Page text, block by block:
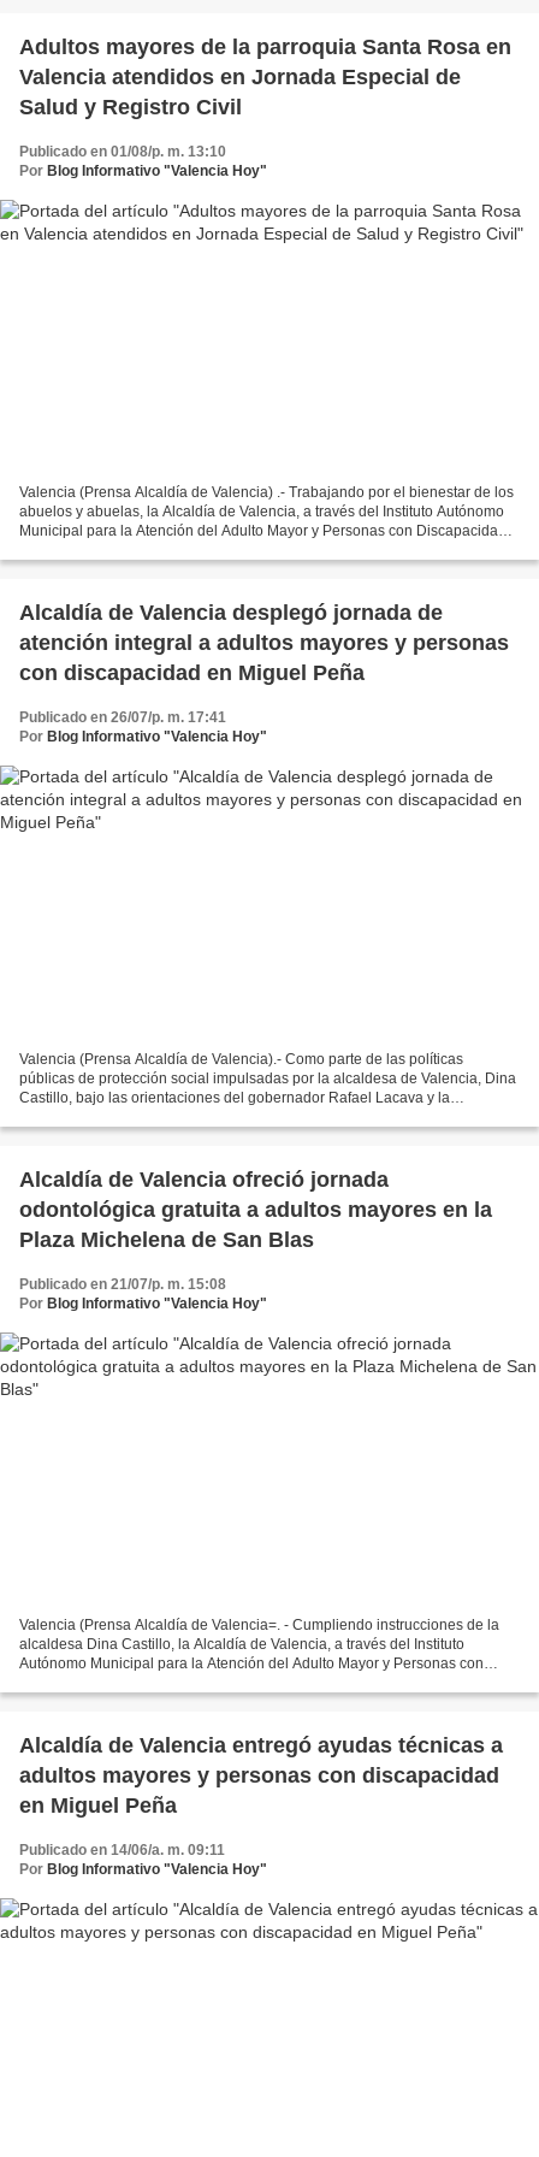
Adultos mayores de la parroquia Santa Rosa en
Valencia atendidos en Jornada Especial de
Salud y Registro Civil
Publicado en 01/08/p. m. 13:10
Por Blog Informativo "Valencia Hoy"
Valencia (Prensa Alcaldía de Valencia) .- Trabajando por el bienestar de los
abuelos y abuelas, la Alcaldía de Valencia, a través del Instituto Autónomo
Municipal para la Atención del Adulto Mayor y Personas con Discapacidad
Alcaldía de Valencia desplegó jornada de
atención integral a adultos mayores y personas
con discapacidad en Miguel Peña
Publicado en 26/07/p. m. 17:41
Por Blog Informativo "Valencia Hoy"
Valencia (Prensa Alcaldía de Valencia).- Como parte de las políticas
públicas de protección social impulsadas por la alcaldesa de Valencia, Dina
Castillo, bajo las orientaciones del gobernador Rafael Lacava y la
Alcaldía de Valencia ofreció jornada
odontológica gratuita a adultos mayores en la
Plaza Michelena de San Blas
Publicado en 21/07/p. m. 15:08
Por Blog Informativo "Valencia Hoy"
Valencia (Prensa Alcaldía de Valencia=. - Cumpliendo instrucciones de la
alcaldesa Dina Castillo, la Alcaldía de Valencia, a través del Instituto
Autónomo Municipal para la Atención del Adulto Mayor y Personas con
Alcaldía de Valencia entregó ayudas técnicas a
adultos mayores y personas con discapacidad
en Miguel Peña
Publicado en 14/06/a. m. 09:11
Por Blog Informativo "Valencia Hoy"